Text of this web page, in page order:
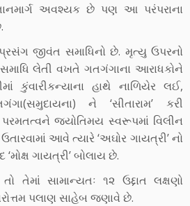
અવશ્યક છે પણ આ પરંપરાના
જીવંત સમાધિનો છે. મૃત્યુ ઉપરનો
સમાધિ લેતી વખતે ગતગંગાના આરાધકોને
કુંવારીકન્યાના હાથે નાળિયેર લઈ,
ને ‘સીતારામ’ કરી
પરમતત્વને જ્યોતિમય સ્વરૂપમાં વિલીન
આવે ત્યારે ‘અઘોર ગાયત્રી’ નો
ગાયત્રી’ બોલાય છે.
તેમાં સામાન્યતઃ ૧૨ ઉદ્દાત લક્ષણો
પલાણ સાહેબ જણાવે છે.